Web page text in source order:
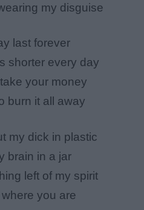
my disguise
last forever
shorter every day
your money
burn it all away
my dick in plastic
brain in a jar
left of my spirit
you are